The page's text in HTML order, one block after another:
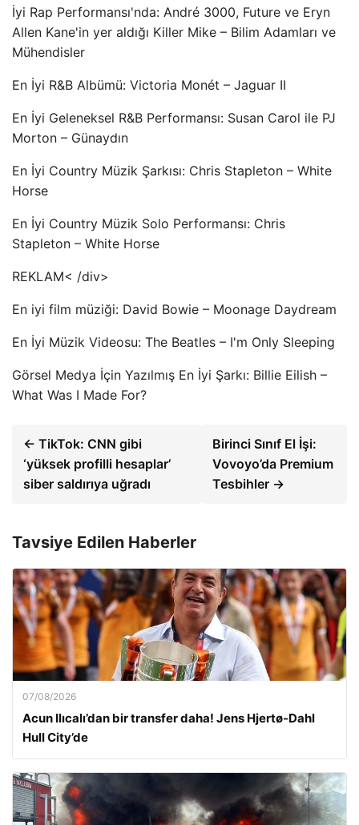
İyi Rap Performansı'nda: André 3000, Future ve Eryn
Allen Kane'in yer aldığı Killer Mike – Bilim Adamları ve
Mühendisler
En İyi R&B Albümü: Victoria Monét – Jaguar II
En İyi Geleneksel R&B Performansı: Susan Carol ile PJ
Morton – Günaydın
En İyi Country Müzik Şarkısı: Chris Stapleton – White
Horse
En İyi Country Müzik Solo Performansı: Chris
Stapleton – White Horse
REKLAM< /div>
En iyi film müziği: David Bowie – Moonage Daydream
En İyi Müzik Videosu: The Beatles – I'm Only Sleeping
Görsel Medya İçin Yazılmış En İyi Şarkı: Billie Eilish –
What Was I Made For?
← TikTok: CNN gibi
‘yüksek profilli hesaplar’
siber saldırıya uğradı
Birinci Sınıf El İşi:
Vovoyo’da Premium
Tesbihler →
Tavsiye Edilen Haberler
07/08/2026
Acun Ilıcalı’dan bir transfer daha! Jens Hjertø-Dahl
Hull City’de